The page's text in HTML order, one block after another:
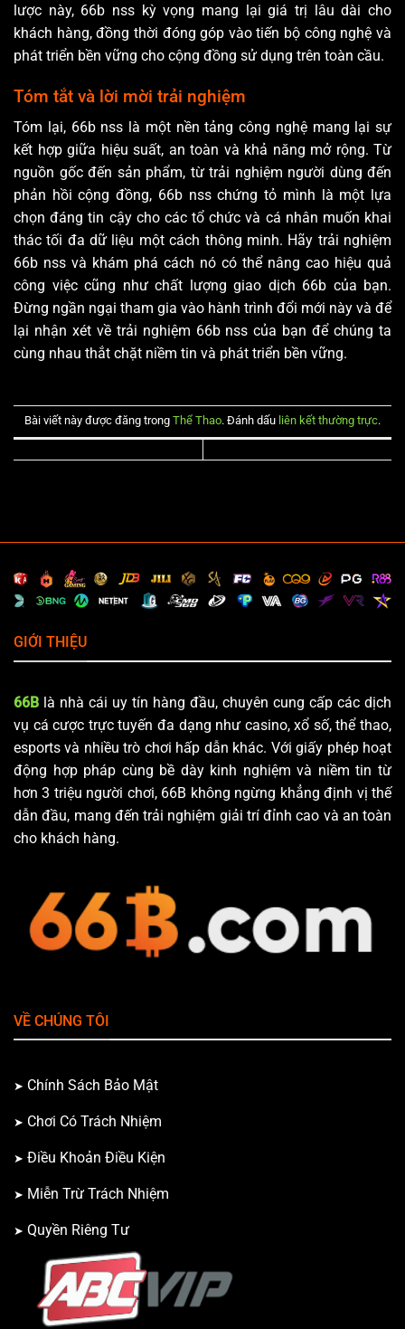
lược này, 66b nss kỳ vọng mang lại giá trị lâu dài cho
khách hàng, đồng thời đóng góp vào tiến bộ công nghệ và
phát triển bền vững cho cộng đồng sử dụng trên toàn cầu.
Tóm tắt và lời mời trải nghiệm
Tóm lại, 66b nss là một nền tảng công nghệ mang lại sự
kết hợp giữa hiệu suất, an toàn và khả năng mở rộng. Từ
nguồn gốc đến sản phẩm, từ trải nghiệm người dùng đến
phản hồi cộng đồng, 66b nss chứng tỏ mình là một lựa
chọn đáng tin cậy cho các tổ chức và cá nhân muốn khai
thác tối đa dữ liệu một cách thông minh. Hãy trải nghiệm
66b nss và khám phá cách nó có thể nâng cao hiệu quả
công việc cũng như chất lượng giao dịch 66b của bạn.
Đừng ngần ngại tham gia vào hành trình đổi mới này và để
lại nhận xét về trải nghiệm 66b nss của bạn để chúng ta
cùng nhau thắt chặt niềm tin và phát triển bền vững.
Bài viết này được đăng trong Thể Thao. Đánh dấu liên kết thường trực.
GIỚI THIỆU
66B là nhà cái uy tín hàng đầu, chuyên cung cấp các dịch
vụ cá cược trực tuyến đa dạng như casino, xổ số, thể thao,
esports và nhiều trò chơi hấp dẫn khác. Với giấy phép hoạt
động hợp pháp cùng bề dày kinh nghiệm và niềm tin từ
hơn 3 triệu người chơi, 66B không ngừng khẳng định vị thế
dẫn đầu, mang đến trải nghiệm giải trí đỉnh cao và an toàn
cho khách hàng.
VỀ CHÚNG TÔI
Chính Sách Bảo Mật
Chơi Có Trách Nhiệm
Điều Khoản Điều Kiện
Miễn Trừ Trách Nhiệm
Quyền Riêng Tư